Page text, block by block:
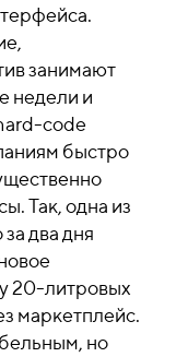
занимают
недели и
code
быстро
Так, одна из
два дня
20-литровых
маркетплейс.
но